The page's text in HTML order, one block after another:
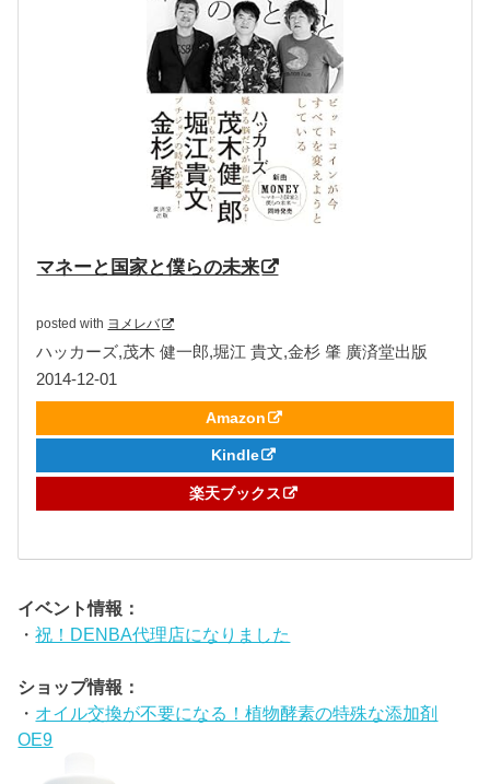
マネーと国家と僕らの未来
posted with ヨメレバ
ハッカーズ,茂木 健一郎,堀江 貴文,金杉 肇 廣済堂出版
2014-12-01
Amazon
Kindle
楽天ブックス
イベント情報：
・祝！DENBA代理店になりました
ショップ情報：
・ オイル交換が不要になる！植物酵素の特殊な添加剤
OE9